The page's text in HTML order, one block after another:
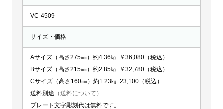
VC-4509
サイズ・価格
Aサイズ（高さ275㎜）約4.36㎏ ￥36,080（税込）
Bサイズ（高さ215㎜）約2.85㎏ ￥32,780（税込）
Cサイズ（高さ160㎜）約1.23㎏ 23,100（税込）
送料別途 （送料について）
プレート文字彫刻代は無料です。